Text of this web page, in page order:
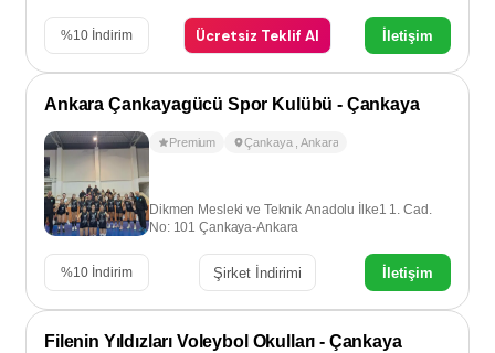
%10 İndirim Ücretsiz Teklif Al İletişim
Ankara Çankayagücü Spor Kulübü - Çankaya
Premium Çankaya ,Ankara
Dikmen Mesleki ve Teknik Anadolu İlke1 1. Cad.
No: 101 Çankaya-Ankara
%10 İndirim Şirket İndirimi İletişim
Filenin Yıldızları Voleybol Okulları - Çankaya